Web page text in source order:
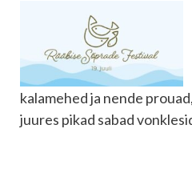
kalamehed ja nende
juures pikad sabad